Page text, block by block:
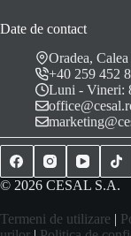
Date de contact
Oradea,
+40 259 452
Luni - Vineri:
© 2026 CESAL S.A.
Termeni de utilizare |